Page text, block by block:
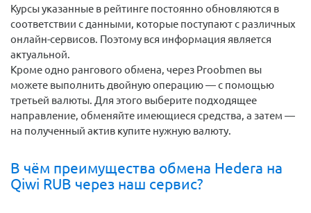
Курсы указанные в рейтинге постоянно обновляются в
соответствии с данными, которые поступают с различных
онлайн-сервисов. Поэтому вся информация является
актуальной.
Кроме одно рангового обмена, через Proobmen вы
можете выполнить двойную операцию — с помощью
третьей валюты. Для этого выберите подходящее
направление, обменяйте имеющиеся средства, а затем —
на полученный актив купите нужную валюту.
В чём преимущества обмена Hedera на
Qiwi RUB через наш сервис?